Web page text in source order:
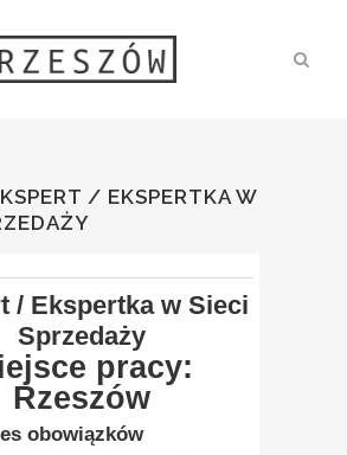
/ EKSPERTKA W
/ Ekspertka w Sieci
Sprzedaży
pracy:
Rzeszów
obowiązków